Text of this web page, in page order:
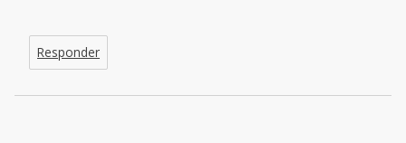
Responder